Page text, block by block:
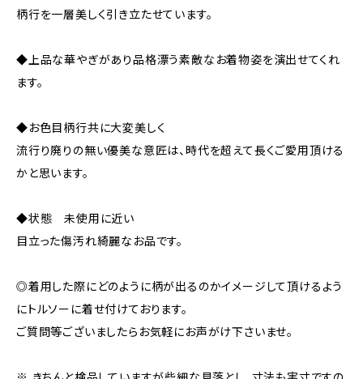
柄行を一層美しく引き立たせています。
◆上品な華やぎがあり品格漂う素敵なお着物姿を演出せてくれ
ます。
◆お色目柄行共に大変美しく
流行り廃りの無い優美な意匠は、時代を超えて長くご愛用頂ける
かと思います。
◆状態 未使用に近い
目立った傷汚れ綺麗なお品です。
◎着用した際にどのように柄が出るのかイメージして頂けるよう
にトルソーに着せ付けております。
ご質問等ございましたらお気軽にお声がけ下さいませ。